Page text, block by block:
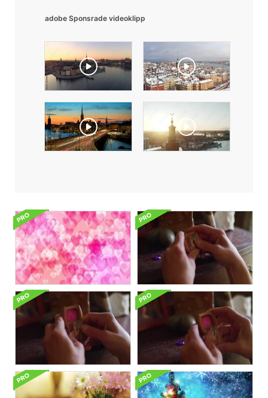
adobe Sponsrade videoklipp